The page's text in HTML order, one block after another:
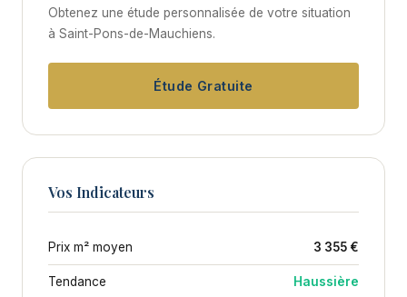
Obtenez une étude personnalisée de votre situation
à Saint-Pons-de-Mauchiens.
Étude Gratuite
Vos Indicateurs
Prix m² moyen 3 355 €
Tendance Haussière